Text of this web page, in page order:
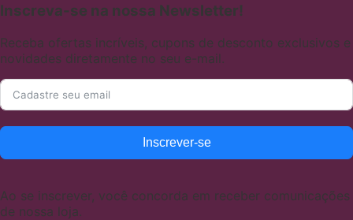
Inscreva-se na nossa Newsletter!
Receba ofertas incríveis, cupons de desconto exclusivos e
novidades diretamente no seu e-mail.
Inscrever-se
Ao se inscrever, você concorda em receber comunicações
de nossa loja.